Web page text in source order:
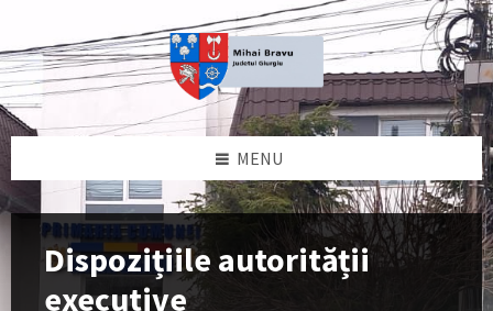
content
left
sidebar
footer
MENU
Dispozițiile autorității
executive